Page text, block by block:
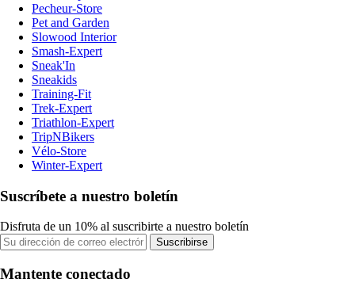
Pecheur-Store
Pet and Garden
Slowood Interior
Smash-Expert
Sneak'In
Sneakids
Training-Fit
Trek-Expert
Triathlon-Expert
TripNBikers
Vélo-Store
Winter-Expert
Suscríbete a nuestro boletín
Disfruta de un 10% al suscribirte a nuestro boletín
Suscribirse
Mantente conectado